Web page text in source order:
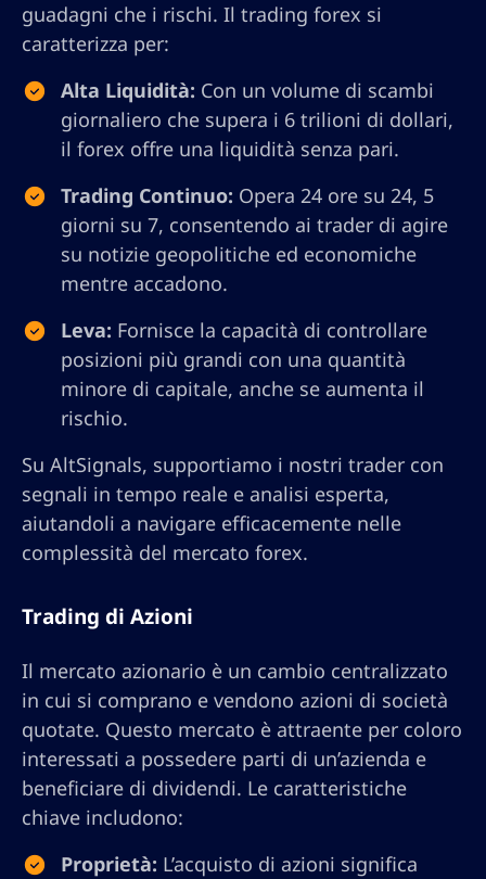
guadagni che i rischi. Il trading forex si
caratterizza per:
Alta Liquidità: Con un volume di scambi
giornaliero che supera i 6 trilioni di dollari,
il forex offre una liquidità senza pari.
Trading Continuo: Opera 24 ore su 24, 5
giorni su 7, consentendo ai trader di agire
su notizie geopolitiche ed economiche
mentre accadono.
Leva: Fornisce la capacità di controllare
posizioni più grandi con una quantità
minore di capitale, anche se aumenta il
rischio.
Su AltSignals, supportiamo i nostri trader con
segnali in tempo reale e analisi esperta,
aiutandoli a navigare efficacemente nelle
complessità del mercato forex.
Trading di Azioni
Il mercato azionario è un cambio centralizzato
in cui si comprano e vendono azioni di società
quotate. Questo mercato è attraente per coloro
interessati a possedere parti di un’azienda e
beneficiare di dividendi. Le caratteristiche
chiave includono:
Proprietà: L’acquisto di azioni significa